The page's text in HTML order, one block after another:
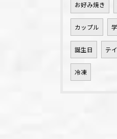
お好み焼き
カップル
誕生日 テ
冷凍